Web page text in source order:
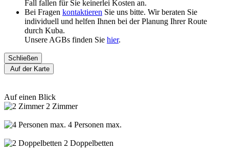
Fall fallen für Sie keinerlei Kosten an.
Bei Fragen kontaktieren Sie uns bitte. Wir beraten Sie
individuell und helfen Ihnen bei der Planung Ihrer Route
durch Kuba.
Unsere AGBs finden Sie hier.
Schließen
Auf der Karte
Auf einen Blick
2 Zimmer
4 Personen max.
2 Doppelbetten